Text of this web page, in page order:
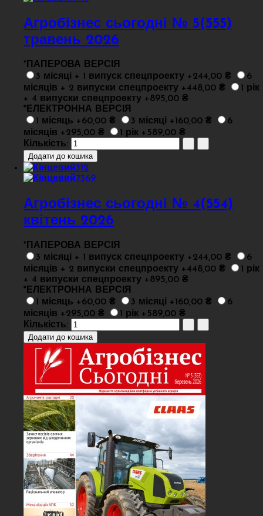
Агробізнес сьогодні № 5(555)
травень 2026
*ПАПЕРОВА ВЕРСІЯ
3 місяці + 1 випуск спецпроекту +244,00 ₴
6
місяців + 2 випуски спецпроекту +448,00 ₴
1 рік
+ 4 випуски спецпроекту +895,00 ₴
*ЕЛЕКТРОННА ВЕРСІЯ
1 місяць +60,00 ₴
3 місяці +160,00 ₴
6
місяців +295,00 ₴
1 рік +589,00 ₴
Кількість:
Агробізнес сьогодні № 4(554)
квітень 2026
*ПАПЕРОВА ВЕРСІЯ
3 місяці + 1 випуск спецпроекту +244,00 ₴
6
місяців + 2 випуски спецпроекту +448,00 ₴
1 рік
+ 4 випуски спецпроекту +895,00 ₴
*ЕЛЕКТРОННА ВЕРСІЯ
1 місяць +60,00 ₴
3 місяці +160,00 ₴
6
місяців +295,00 ₴
1 рік +589,00 ₴
Кількість: